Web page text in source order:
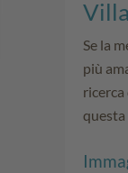
Se la
più
ricerca
questa